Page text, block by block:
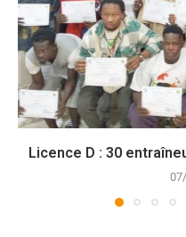
Licence D : 30